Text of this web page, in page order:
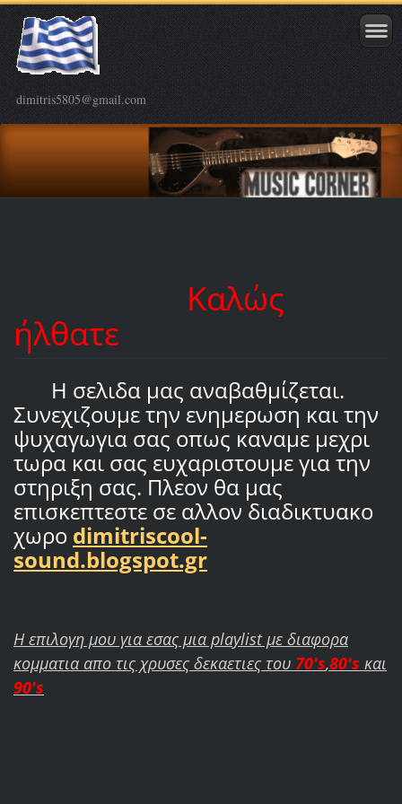
dimitris5805@gmail.com
Καλώς
ήλθατε
Η σελιδα μας αναβαθμίζεται.
Συνεχιζουμε την ενημερωση και την
ψυχαγωγια σας οπως καναμε μεχρι
τωρα και σας ευχαριστουμε για την
στηριξη σας. Πλεον θα μας
επισκεπτεστε σε αλλον διαδικτυακο
χωρο dimitriscool-
sound.blogspot.gr
Η επιλογη μου για εσας μια playlist με διαφορα
κομματια απο τις χρυσες δεκαετιες του 70's,80's και
90's